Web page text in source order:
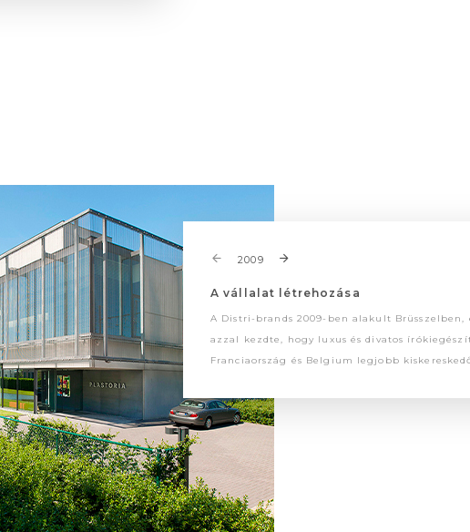
2009
A vállalat létrehozása
A Distri-brands 2009-ben alakult Brüsszelben,
azzal kezdte, hogy luxus és divatos
Franciaország és Belgium legjobb